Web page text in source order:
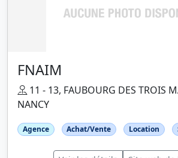
FNAIM
11 - 13, FAUBOURG DES TROIS
NANCY
Agence Achat/Vente Location